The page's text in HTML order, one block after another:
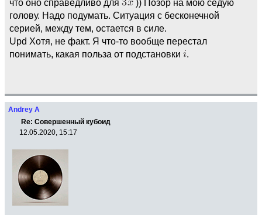
что оно справедливо для
)) Позор на мою седую
голову. Надо подумать. Ситуация с бесконечной
серией, между тем, остается в силе.
Upd Хотя, не факт. Я что-то вообще перестал
понимать, какая польза от подстановки
.
Andrey A
Re: Совершенный кубоид
12.05.2020, 15:17